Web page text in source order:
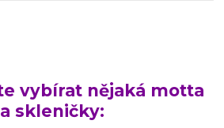
vybírat nějaká motta
skleničky: